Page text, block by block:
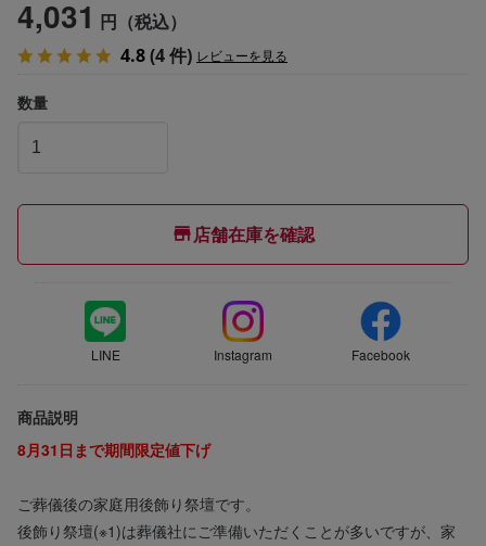
4,031 円（税込）
4.8(4 件) レビューを見る
数量
店舗在庫を確認
LINE Instagram Facebook
商品説明
8月31日まで期間限定値下げ
ご葬儀後の家庭用後飾り祭壇です。
後飾り祭壇(※1)は葬儀社にご準備いただくことが多いですが、家